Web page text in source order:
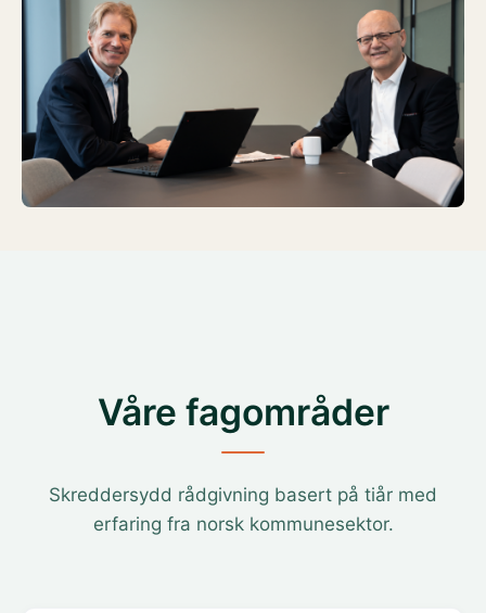
Våre fagområder
Skreddersydd rådgivning basert på tiår med
erfaring fra norsk kommunesektor.